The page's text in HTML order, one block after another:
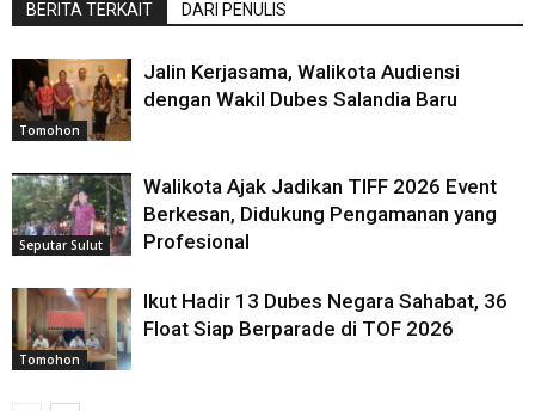
BERITA TERKAIT DARI PENULIS
Tomohon
Jalin Kerjasama, Walikota Audiensi
dengan Wakil Dubes Salandia Baru
Seputar Sulut
Walikota Ajak Jadikan TIFF 2026 Event
Berkesan, Didukung Pengamanan yang
Profesional
Tomohon
Ikut Hadir 13 Dubes Negara Sahabat, 36
Float Siap Berparade di TOF 2026